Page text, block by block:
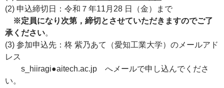
(2) 申込締切日：令和７年11月28 日（金）まで
※定員になり次第，締切とさせていただきますのでご了
承ください。
(3) 参加申込先：柊 紫乃あて（愛知工業大学）のメールアド
レス
s_hiiragi●aitech.ac.jp へメールで申し込んでくださ
い。